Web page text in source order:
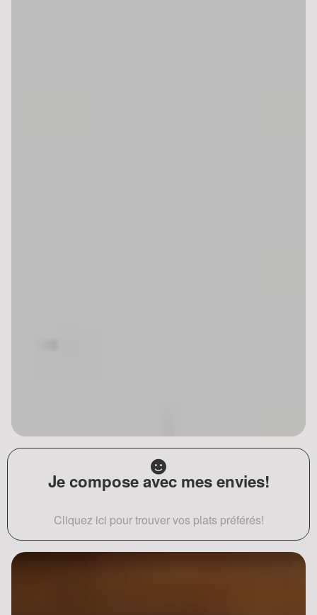
Je compose avec mes envies!
Cliquez ici pour trouver vos plats préférés!